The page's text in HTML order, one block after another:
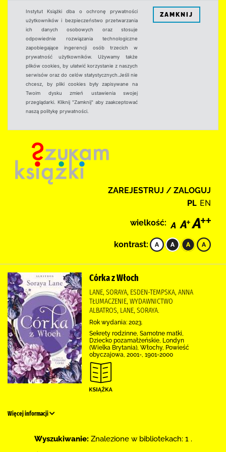
Instytut Książki dba o ochronę prywatności
użytkowników i bezpieczeństwo przetwarzania
ich danych osobowych oraz stosuje
odpowiednie rozwiązania technologiczne
zapobiegające ingerencji osób trzecich w
prywatność użytkowników. Używamy także
plików cookies, by ułatwić korzystanie z naszych
serwisów oraz do celów statystycznych.Jeśli nie
chcesz, by pliki cookies były zapisywane na
Twoim dysku zmień ustawienia swojej
przeglądarki. Kliknij "Zamknij" aby zaakceptować
naszą politykę prywatności.
ZAMKNIJ
ZAREJESTRUJ / ZALOGUJ
PL EN
wielkość:
kontrast:
Córka z Włoch
LANE, SORAYA, ESDEN-TEMPSKA, ANNA
TŁUMACZENIE, WYDAWNICTWO
ALBATROS, LANE, SORAYA.
Rok wydania: 2023.
Sekrety rodzinne, Samotne matki,
Dziecko pozamałżeńskie, Londyn
(Wielka Brytania), Włochy, Powieść
obyczajowa, 2001-, 1901-2000
Więcej informacji
Wyszukiwanie: Znalezione w bibliotekach: 1 .